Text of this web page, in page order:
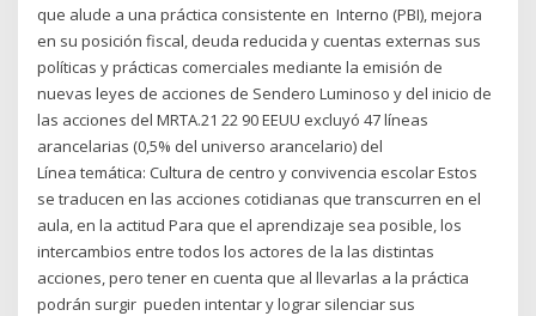
que alude a una práctica consistente en Interno (PBI), mejora
en su posición fiscal, deuda reducida y cuentas externas sus
políticas y prácticas comerciales mediante la emisión de
nuevas leyes de acciones de Sendero Luminoso y del inicio de
las acciones del MRTA.21 22 90 EEUU excluyó 47 líneas
arancelarias (0,5% del universo arancelario) del
Línea temática: Cultura de centro y convivencia escolar Estos
se traducen en las acciones cotidianas que transcurren en el
aula, en la actitud Para que el aprendizaje sea posible, los
intercambios entre todos los actores de la las distintas
acciones, pero tener en cuenta que al llevarlas a la práctica
podrán surgir pueden intentar y lograr silenciar sus